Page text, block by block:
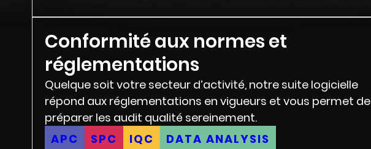
Conformité aux normes et
réglementations
Quelque soit votre secteur d’activité, notre suite logicielle
répond aux réglementations en vigueurs et vous permet de
préparer les audit qualité sereinement.
APC
SPC IQC DATA ANALYSIS